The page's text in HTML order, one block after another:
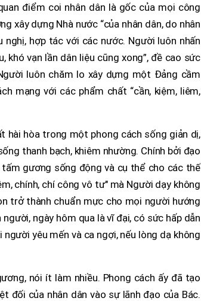
điểm coi nhân dân là gốc của mọi công
xây dựng Nhà nước “của nhân dân, do nhân
nghị, hợp tác với các nước. Người luôn nhấn
khó vạn lần dân liệu cũng xong”, đề cao sức
luôn chăm lo xây dựng một Đảng cầm
mạng với các phẩm chất “cần, kiệm, liêm,
hài hòa trong một phong cách sống giản dị,
thanh bạch, khiêm nhường. Chính bởi đạo
gương sống động và cụ thể cho các thế
chính, chí công vô tư" mà Người dạy không
trở thành chuẩn mực cho mọi người hướng
ngày hôm qua là vĩ đại, có sức hấp dẫn
yêu mến và ca ngợi, nếu lòng dạ không
nói ít làm nhiều. Phong cách ấy đã tạo
của nhân dân vào sự lãnh đạo của Bác.